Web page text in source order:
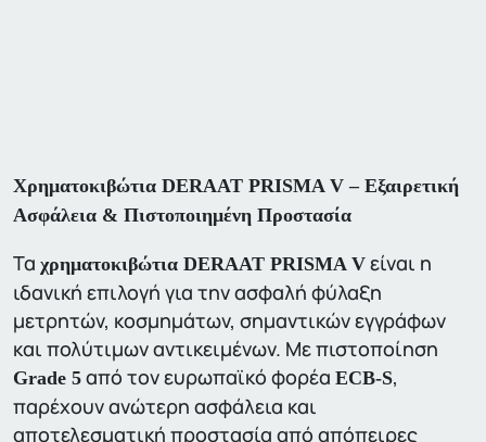
Χρηματοκιβώτια DERAAT PRISMA V – Εξαιρετική
Ασφάλεια & Πιστοποιημένη Προστασία
Τα χρηματοκιβώτια DERAAT PRISMA V είναι η
ιδανική επιλογή για την ασφαλή φύλαξη
μετρητών, κοσμημάτων, σημαντικών εγγράφων
και πολύτιμων αντικειμένων. Με πιστοποίηση
Grade 5 από τον ευρωπαϊκό φορέα ECB-S,
παρέχουν ανώτερη ασφάλεια και
αποτελεσματική προστασία από απόπειρες